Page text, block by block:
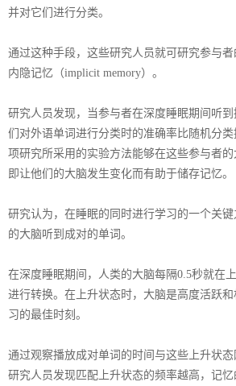
并对它们进行分类。
通过这种手段，这些研究人员就可研究参与
内隐记忆（implicit memory）。
研究人员发现，当参与者在深度睡眠期间听
们对外语单词进行分类时的准确率比随机分类
项研究所采用的实验方法能够在这些参与者的
即让他们的大脑发生变化而有助于储存记忆。
研究认为，在睡眠的同时进行学习的一个关
的大脑听到成对的单词。
在深度睡眠期间，人类的大脑每隔0.5秒就在
进行转换。在上升状态时，大脑是高度活跃
习的最佳时刻。
通过观察播放成对单词的时间与这些上升状
研究人员发现匹配上升状态的频率越高，记